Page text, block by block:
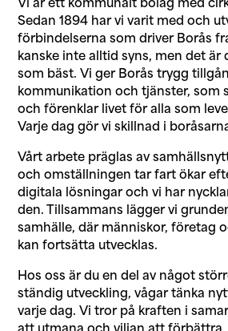
Vi är ett kommunalt bolag med
Sedan 1894 har vi varit med och
förbindelserna som driver Borås
kanske inte alltid syns, men det är
som bäst. Vi ger Borås trygg
kommunikation och tjänster, som
och förenklar livet för alla som
Varje dag gör vi skillnad i
Vårt arbete präglas av
och omställningen tar fart ökar
digitala lösningar och vi har
den. Tillsammans lägger vi
samhälle, där människor, företag
kan fortsätta utvecklas.
Hos oss är du en del av något
ständig utveckling, vågar tänka
varje dag. Vi tror på kraften i